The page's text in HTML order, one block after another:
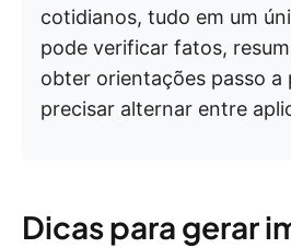
cotidianos, tudo em um
pode verificar fatos,
obter orientações passo a
precisar alternar entre
Dicas para gerar